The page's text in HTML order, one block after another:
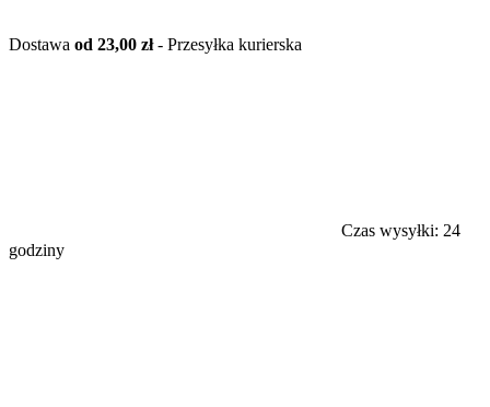
Dostawa od 23,00 zł- Przesyłka kurierska
Czas wysyłki: 24
godziny